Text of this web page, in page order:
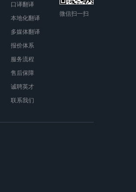
口译翻译
本地化翻译
多媒体翻译
报价体系
服务流程
售后保障
诚聘英才
联系我们
微信扫一扫